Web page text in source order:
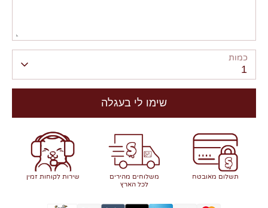
כמות
1
שימו לי בעגלה
תשלום מאובטח
משלוחים מהירים
לכל הארץ
שירות לקוחות זמין